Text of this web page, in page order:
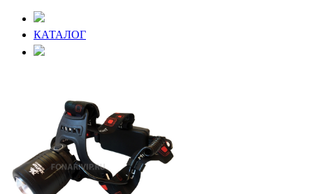
КАТАЛОГ